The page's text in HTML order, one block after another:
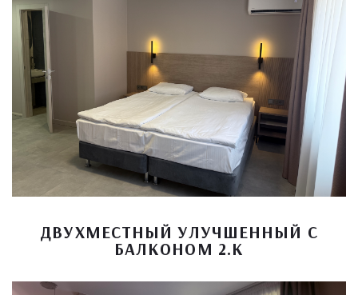
ДВУХМЕСТНЫЙ УЛУЧШЕННЫЙ С
БАЛКОНОМ 2.К